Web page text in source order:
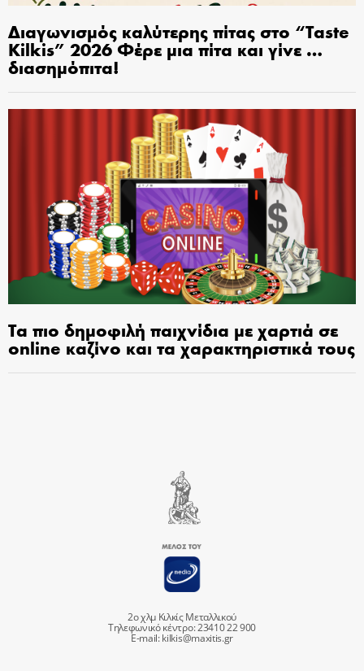
Διαγωνισμός καλύτερης πίτας στο “Taste
Kilkis” 2026 Φέρε μια πίτα και γίνε …
διασημόπιτα!
Τα πιο δημοφιλή παιχνίδια με χαρτιά σε
online καζίνο και τα χαρακτηριστικά τους
2ο χλμ Κιλκίς Μεταλλικού
Τηλεφωνικό κέντρο: 23410 22 900
E-mail:kilkis@maxitis.gr